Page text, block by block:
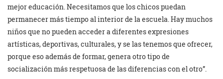
mejor educación. Necesitamos que los chicos puedan
permanecer más tiempo al interior de la escuela. Hay muchos
niños que no pueden acceder a diferentes expresiones
artísticas, deportivas, culturales, y se las tenemos que ofrecer,
porque eso además de formar, genera otro tipo de
socialización más respetuosa de las diferencias con el otro”.